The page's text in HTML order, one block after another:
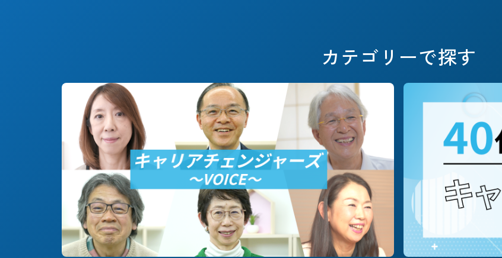
キャリアフェーズで探す
#決断までのSTORY #これからのSTORY #定年退職 #早期退職
職種別に探す
#技術/開発職/エンジニア #営業 #企画/マーケ #コーポレート
カテゴリーで探す